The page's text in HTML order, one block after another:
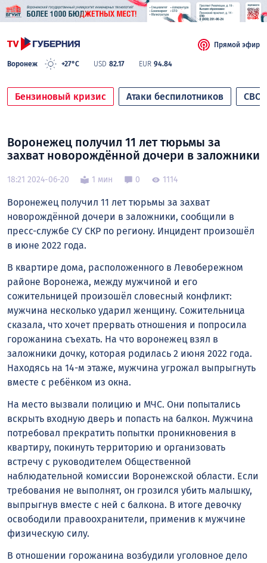
Воронеж +27°C USD 82.17 EUR 94.84
Прямой эфир
Бензиновый кризис Атаки беспилотников СВО
Воронежец получил 11 лет тюрьмы за
захват новорождённой дочери в заложники
18:21 2024-06-20 1 мин 0 1114
Воронежец получил 11 лет тюрьмы за захват
новорождённой дочери в заложники, сообщили в
пресс-службе СУ СКР по региону. Инцидент произошёл
в июне 2022 года.
В квартире дома, расположенного в Левобережном
районе Воронежа, между мужчиной и его
сожительницей произошёл словесный конфликт:
мужчина несколько ударил женщину. Сожительница
сказала, что хочет прервать отношения и попросила
горожанина съехать. На что воронежец взял в
заложники дочку, которая родилась 2 июня 2022 года.
Находясь на 14-м этаже, мужчина угрожал выпрыгнуть
вместе с ребёнком из окна.
На место вызвали полицию и МЧС. Они попытались
вскрыть входную дверь и попасть на балкон. Мужчина
потребовал прекратить попытки проникновения в
квартиру, покинуть территорию и организовать
встречу с руководителем Общественной
наблюдательной комиссии Воронежской области. Если
требования не выполнят, он грозился убить малышку,
выпрыгнув вместе с ней с балкона. В итоге девочку
освободили правоохранители, применив к мужчине
физическую силу.
В отношении горожанина возбудили уголовное дело